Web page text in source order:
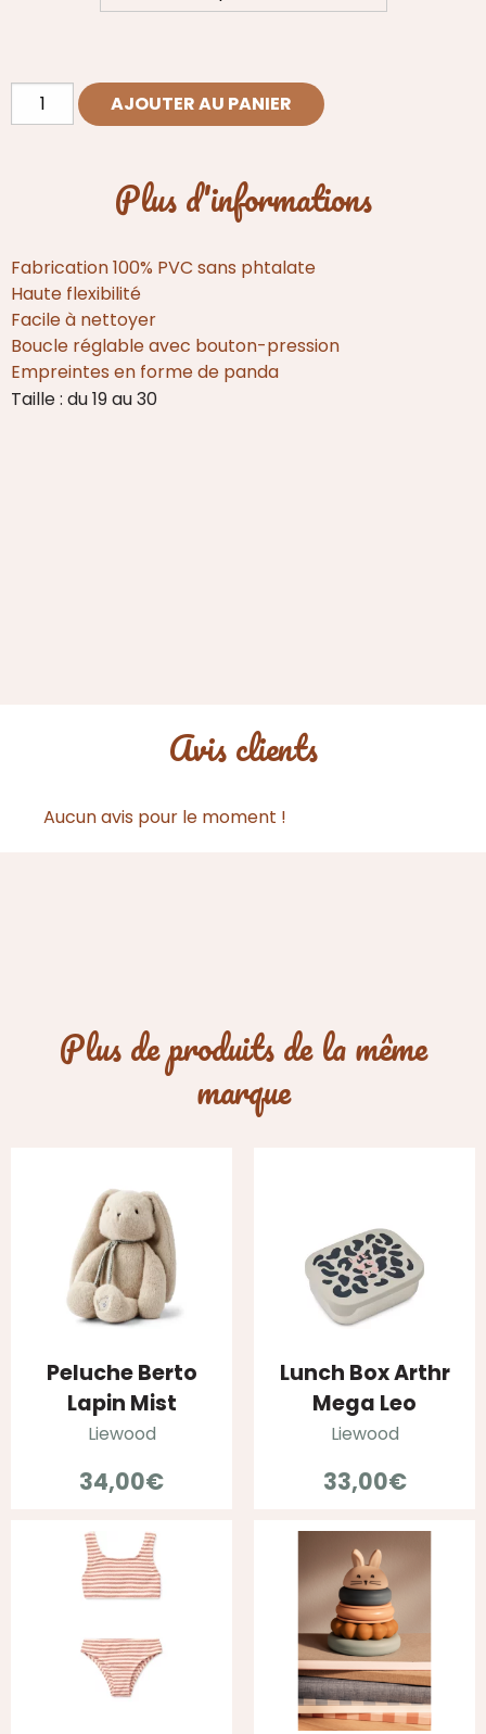
quantité
de
Dark
Rose
AJOUTER AU PANIER
Plus d'informations
Fabrication 100% PVC sans phtalate
Haute flexibilité
Facile à nettoyer
Boucle réglable avec bouton-pression
Empreintes en forme de panda
Taille : du 19 au 30
Avis clients
Aucun avis pour le moment !
Plus de produits de la même
marque
Peluche Berto
Lapin Mist
Liewood
34,00€
Lunch Box Arthr
Mega Leo
Liewood
33,00€